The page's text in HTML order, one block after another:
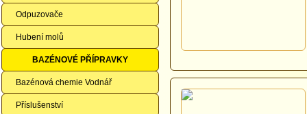
Odpuzovače
Hubení molů
BAZÉNOVÉ PŘÍPRAVKY
Bazénová chemie Vodnář
Příslušenství